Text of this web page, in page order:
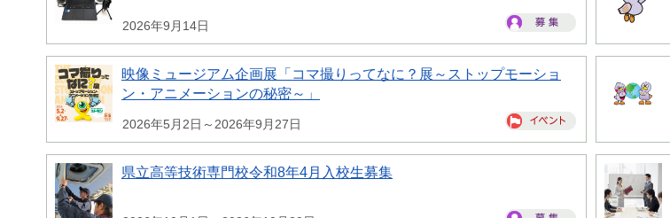
2026年9月14日
映像ミュージアム企画展「コマ撮りってなに？展～ストップモーショ
ン・アニメーションの秘密～」
2026年5月2日～2026年9月27日
県立高等技術専門校令和8年4月入校生募集